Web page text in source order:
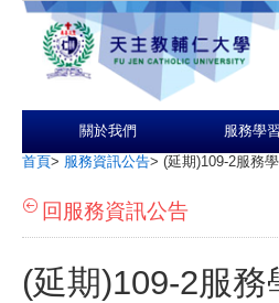
關於我們 服務學
首頁> 服務資訊公告> (延期)109-2服務
回服務資訊公告
(延期)109-2服